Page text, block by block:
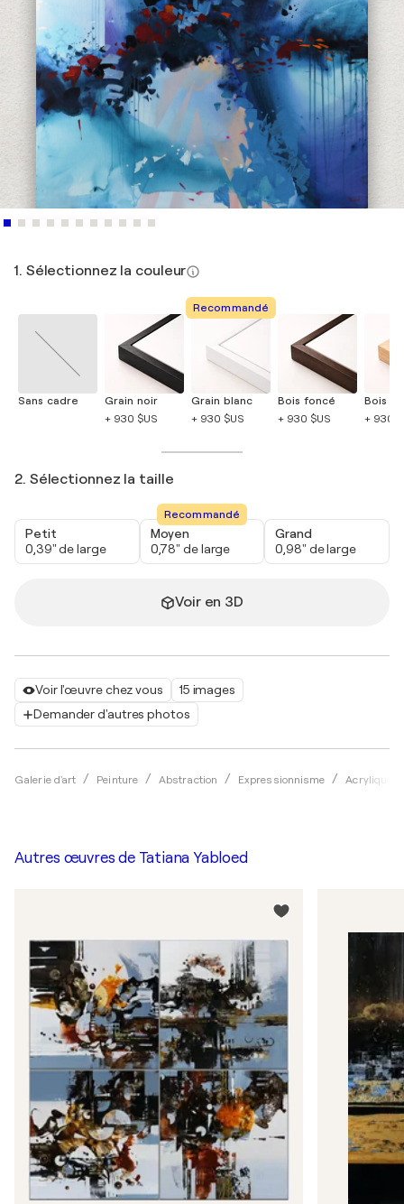
Voir l'œuvre chez vous
15 images
Demander d'autres photos
Galerie d'art Peinture Abstraction Expressionnisme Acrylique
1. Sélectionnez la couleur
Sans cadre
Grain noir
+ 930 $US
Recommandé
Grain blanc
+ 930 $US
Bois foncé
+ 930 $US
Bois
+ 930
2. Sélectionnez la taille
Petit
0,39" de large
Recommandé
Moyen
0,78" de large
Grand
0,98" de large
Voir en 3D
Autres œuvres de Tatiana Yabloed